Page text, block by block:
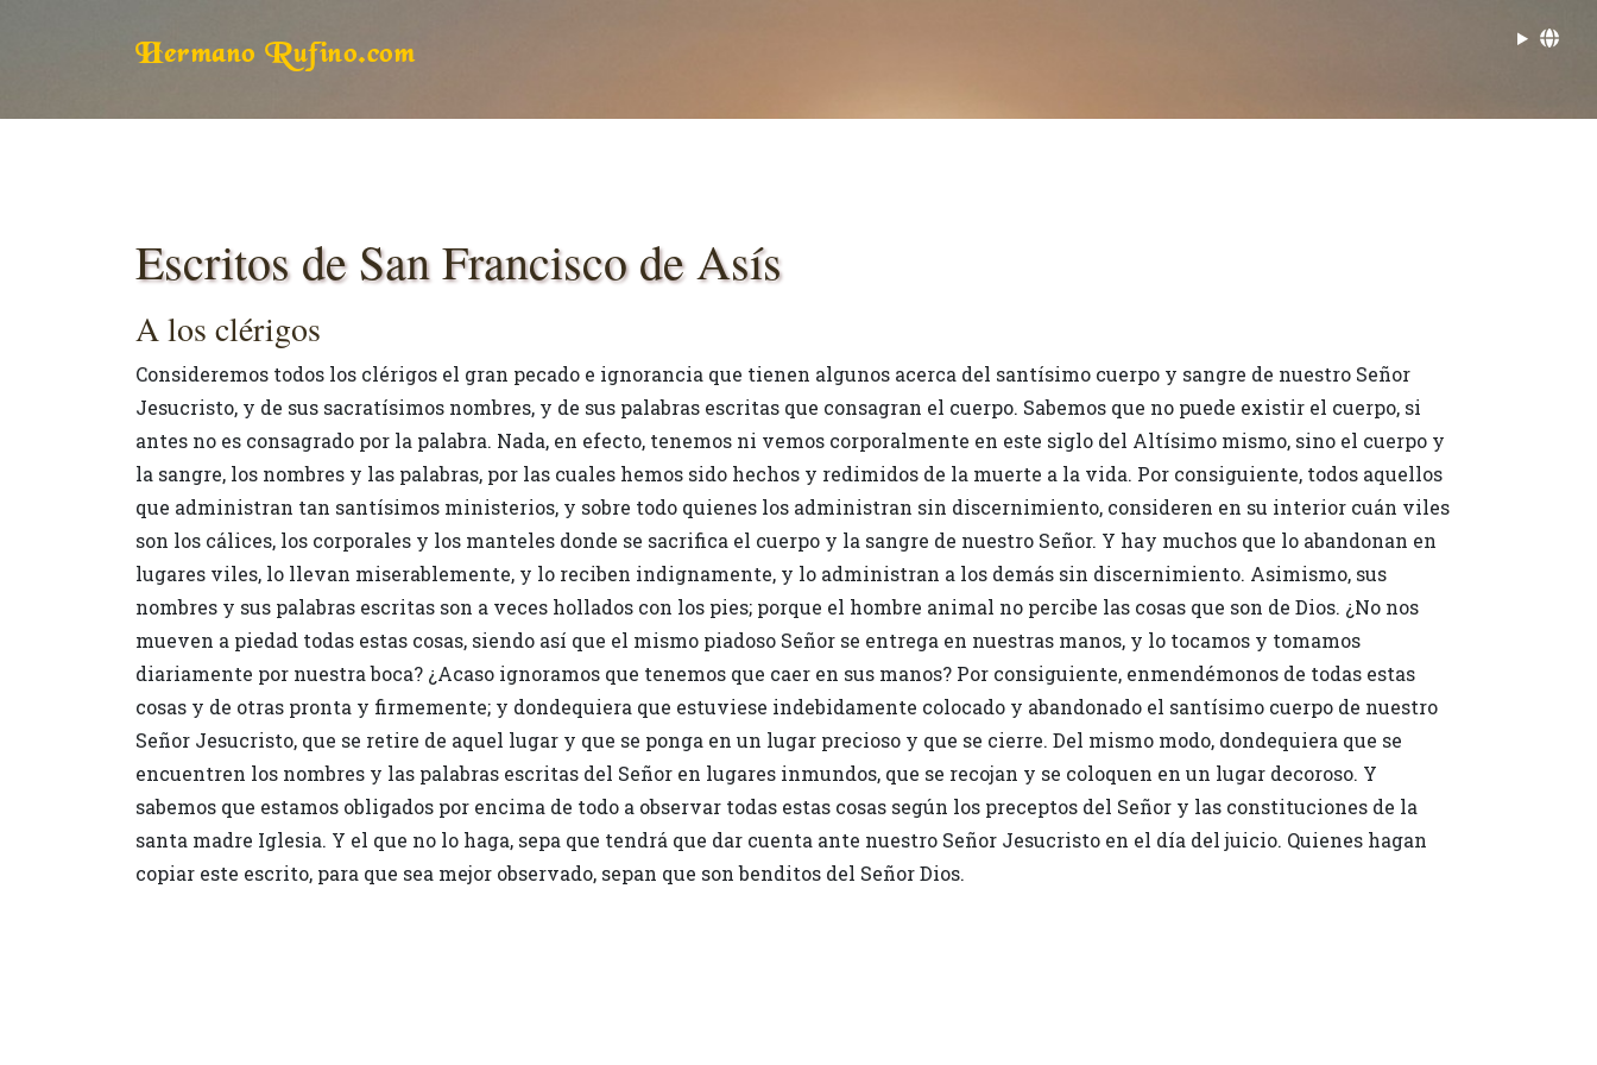
Hermano Rufino.com
Escritos de San Francisco de Asís
A los clérigos
Consideremos todos los clérigos el gran pecado e ignorancia que tienen algunos acerca del santísimo cuerpo y sangre de nuestro Señor
Jesucristo, y de sus sacratísimos nombres, y de sus palabras escritas que consagran el cuerpo. Sabemos que no puede existir el cuerpo, si
antes no es consagrado por la palabra. Nada, en efecto, tenemos ni vemos corporalmente en este siglo del Altísimo mismo, sino el cuerpo y
la sangre, los nombres y las palabras, por las cuales hemos sido hechos y redimidos de la muerte a la vida. Por consiguiente, todos aquellos
que administran tan santísimos ministerios, y sobre todo quienes los administran sin discernimiento, consideren en su interior cuán viles
son los cálices, los corporales y los manteles donde se sacrifica el cuerpo y la sangre de nuestro Señor. Y hay muchos que lo abandonan en
lugares viles, lo llevan miserablemente, y lo reciben indignamente, y lo administran a los demás sin discernimiento. Asimismo, sus
nombres y sus palabras escritas son a veces hollados con los pies; porque el hombre animal no percibe las cosas que son de Dios. ¿No nos
mueven a piedad todas estas cosas, siendo así que el mismo piadoso Señor se entrega en nuestras manos, y lo tocamos y tomamos
diariamente por nuestra boca? ¿Acaso ignoramos que tenemos que caer en sus manos? Por consiguiente, enmendémonos de todas estas
cosas y de otras pronta y firmemente; y dondequiera que estuviese indebidamente colocado y abandonado el santísimo cuerpo de nuestro
Señor Jesucristo, que se retire de aquel lugar y que se ponga en un lugar precioso y que se cierre. Del mismo modo, dondequiera que se
encuentren los nombres y las palabras escritas del Señor en lugares inmundos, que se recojan y se coloquen en un lugar decoroso. Y
sabemos que estamos obligados por encima de todo a observar todas estas cosas según los preceptos del Señor y las constituciones de la
santa madre Iglesia. Y el que no lo haga, sepa que tendrá que dar cuenta ante nuestro Señor Jesucristo en el día del juicio. Quienes hagan
copiar este escrito, para que sea mejor observado, sepan que son benditos del Señor Dios.